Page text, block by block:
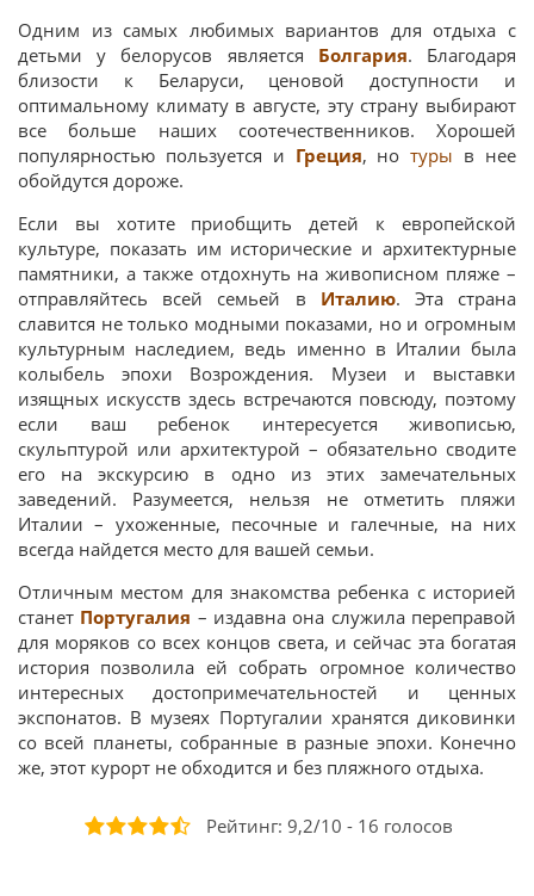
Одним из самых любимых вариантов для отдыха с
детьми у белорусов является Болгария. Благодаря
близости к Беларуси, ценовой доступности и
оптимальному климату в августе, эту страну выбирают
все больше наших соотечественников. Хорошей
популярностью пользуется и Греция, нотуры в нее
обойдутся дороже.
Если вы хотите приобщить детей к европейской
культуре, показать им исторические и архитектурные
памятники, а также отдохнуть на живописном пляже –
отправляйтесь всей семьей в Италию. Эта страна
славится не только модными показами, но и огромным
культурным наследием, ведь именно в Италии была
колыбель эпохи Возрождения. Музеи и выставки
изящных искусств здесь встречаются повсюду, поэтому
если ваш ребенок интересуется живописью,
скульптурой или архитектурой – обязательно сводите
его на экскурсию в одно из этих замечательных
заведений. Разумеется, нельзя не отметить пляжи
Италии – ухоженные, песочные и галечные, на них
всегда найдется место для вашей семьи.
Отличным местом для знакомства ребенка с историей
станет Португалия – издавна она служила переправой
для моряков со всех концов света, и сейчас эта богатая
история позволила ей собрать огромное количество
интересных достопримечательностей и ценных
экспонатов. В музеях Португалии хранятся диковинки
со всей планеты, собранные в разные эпохи. Конечно
же, этот курорт не обходится и без пляжного отдыха.
Рейтинг: 9,2/10 - 16 голосов